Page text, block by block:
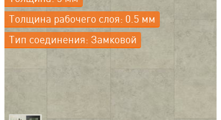
Толщина рабочего слоя: 0.5 мм
Тип соединения: Замковой